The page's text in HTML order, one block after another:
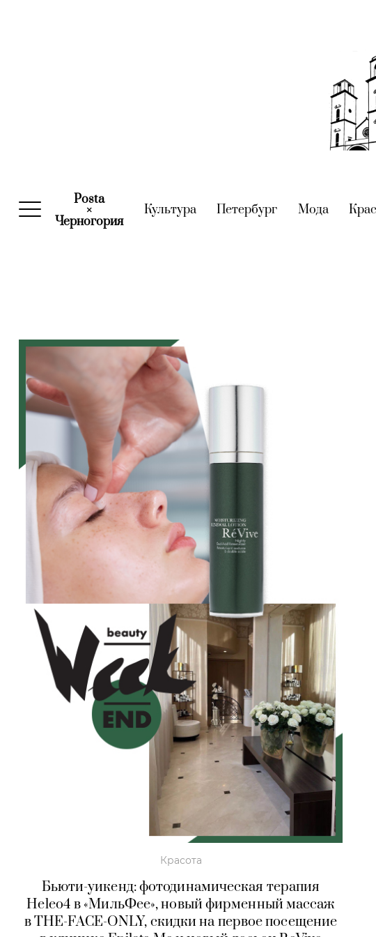
Posta
×
Черногория(current)
Культура(current)
Петербург (current)
Мода
Красота
Бьюти-уикенд: фотодинамическая терапия
Heleo4 в «МильФее», новый фирменный массаж
в THE-FACE-ONLY, скидки на первое посещение